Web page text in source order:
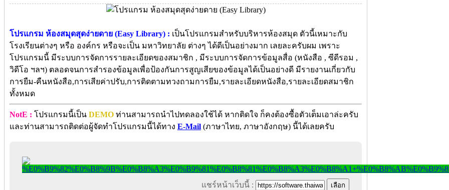
โปรแกรม ห้องสมุดสุดง่ายดาย (Easy Library) : เป็นโปรแกรมสำหรับบริหารห้องสมุด ตัวนี้เหมาะกับ
โรงเรียนต่างๆ หรือ องค์กร หรือจะเป็น มหาวิทยาลัย ต่างๆ ได้ดีเป็นอย่างมาก เลยละครับผม เพราะ
โปรแกรมนี้ มีระบบการจัดการรายละเอียดของสมาชิก , มีระบบการจัดการข้อมูลสื่อ (หนังสือ , ซีดีรอม ,
วิดีโอ ฯลฯ) ตลอดจนการสำรองข้อมูลเพื่อป้องกันการสูญเสียของข้อมูลได้เป็นอย่างดี มีรายงานเกี่ยวกับ
การยืม-คืนหนังสือ,การเสียค่าปรับ,การติดตามทวงถามการยืม,รายละเอียดหนังสือ,รายละเอียดสมาชิก
ทั้งหมด
NotE : โปรแกรมนี้เป็น DEMO ท่านสามารถนำไปทดลองใช้ได้ หากติดใจ ก็คงต้องซื้อตัวเต็มเอาล่ะครับ
และท่านสามารถติดต่อผู้จัดทำโปรแกรมนี้ได้ทาง E-Mail (ภาษาไทย, ภาษาอังกฤษ) นี้ได้เลยครับ
แชร์หน้าเว็บนี้ :